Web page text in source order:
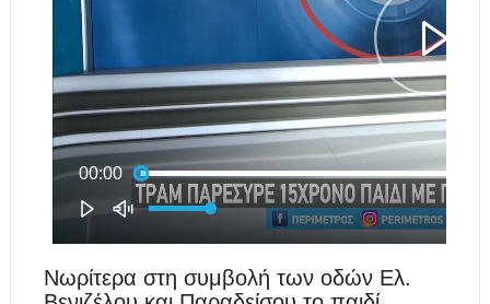
Νωρίτερα στη συμβολή των οδών Ελ.